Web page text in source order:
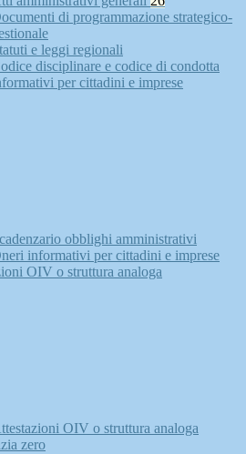
di programmazione strategico-
e leggi regionali
disciplinare e codice di condotta
per cittadini e imprese
obblighi amministrativi
informativi per cittadini e imprese
OIV o struttura analoga
OIV o struttura analoga
zero